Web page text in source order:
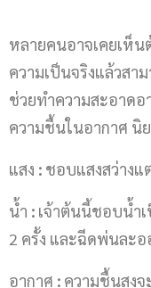
หลายคนอาจเคยเห็
ความเป็นจริงแล้วสา
ช่วยทำความสะอาด
ความชื้นในอากาศ นิ
แสง : ชอบแสงสว่าง
น้ำ : เจ้าต้นนี้ชอบน้ำ
2 ครั้ง และฉีดพ่นละ
อากาศ : ความชื้นสูง